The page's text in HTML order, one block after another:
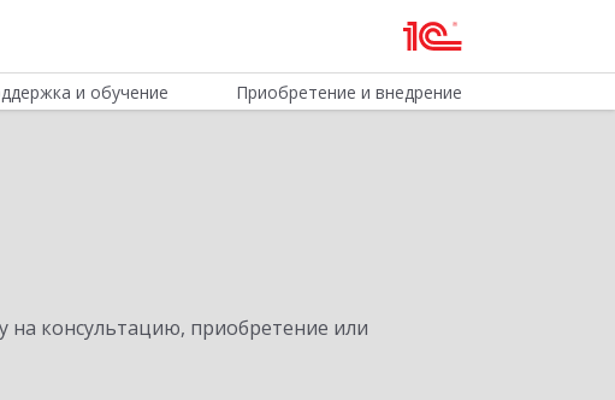
и обучение Приобретение и внедрение
консультацию, приобретение или